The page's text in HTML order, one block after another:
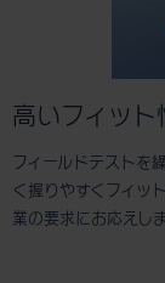
高いフィット
フィールドテストを
く握りやすくフィッ
業の要求にお応えしま